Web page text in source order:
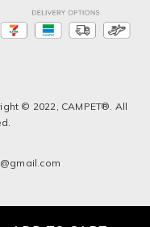
© 2022, CAMPET®. All